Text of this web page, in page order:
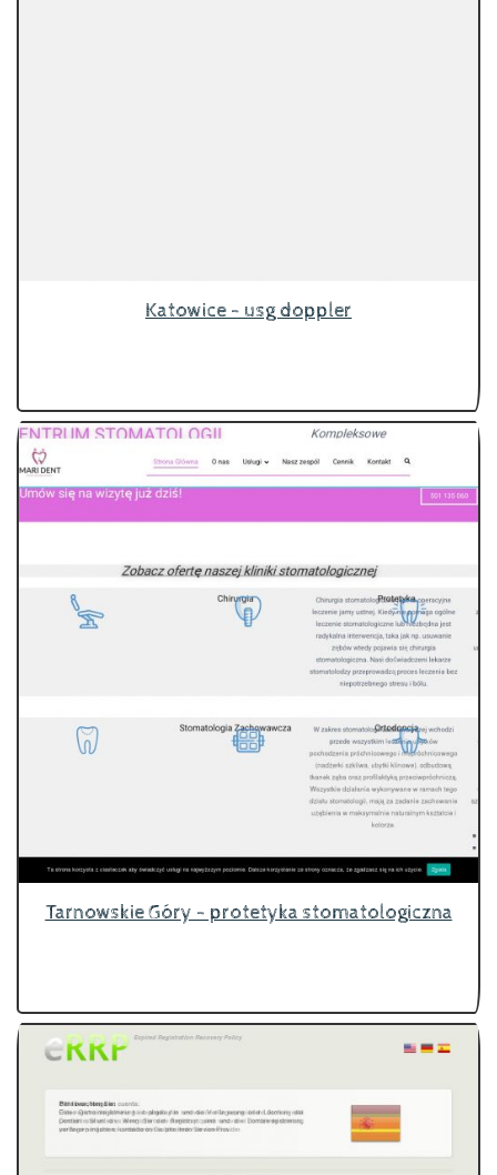
Katowice - usg doppler
Tarnowskie Góry - protetyka stomatologiczna